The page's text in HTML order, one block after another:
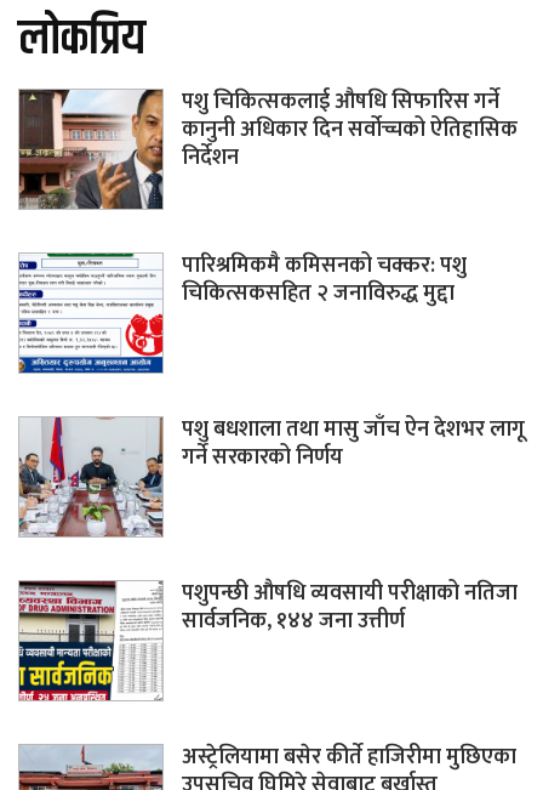
लोकप्रिय
पशु चिकित्सकलाई औषधि सिफारिस गर्ने
कानुनी अधिकार दिन सर्वोच्चको ऐतिहासिक
निर्देशन
पारिश्रमिकमै कमिसनको चक्कर: पशु
चिकित्सकसहित २ जनाविरुद्ध मुद्दा
पशु बधशाला तथा मासु जाँच ऐन देशभर लागू
गर्ने सरकारको निर्णय
पशुपन्छी औषधि व्यवसायी परीक्षाको नतिजा
सार्वजनिक, १४४ जना उत्तीर्ण
अस्ट्रेलियामा बसेर कीर्ते हाजिरीमा मुछिएका